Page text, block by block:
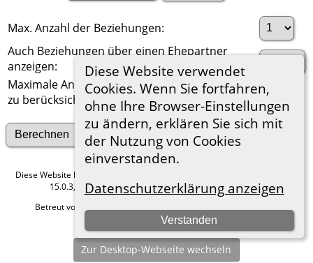
Diese Website verwendet
Cookies. Wenn Sie fortfahren,
ohne Ihre Browser-Einstellungen
zu ändern, erklären Sie sich mit
der Nutzung von Cookies
einverstanden.
Datenschutzerklärung anzeigen
Verstanden
Max. Anzahl der Beziehungen:
Auch Beziehungen über einen Ehepartner
anzeigen:
Maximale Anzahl der
zu berücksichtigenden Generationen:
Suche nach anderen Verbindungen
Diese Website läuft mit
15.0.3, programmiert von Darrin Lythgoe © 2001-2026.
Betreut von
Hier geht es zum Impressum
Zur Desktop-Webseite wechseln